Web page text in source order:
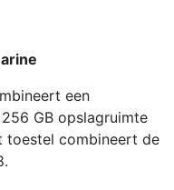
een
GB opslagruimte
toestel combineert de